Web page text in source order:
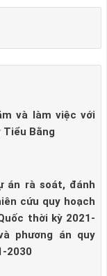
và làm việc với
Tiểu Bằng
án rà soát, đánh
cứu quy hoạch
thời kỳ 2021-
phương án quy
2030